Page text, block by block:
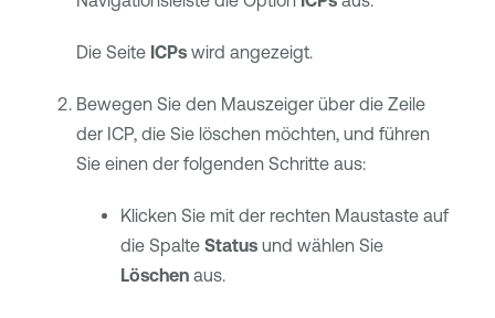
Die Seite ICPswird angezeigt.
Bewegen Sie den Mauszeiger über die Zeile
der ICP, die Sie löschen möchten, und führen
Sie einen der folgenden Schritte aus:
Klicken Sie mit der rechten Maustaste auf
die Spalte Statusund wählen Sie
Löschenaus.